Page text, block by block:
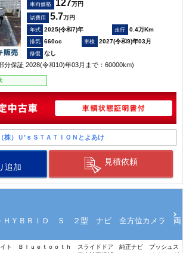
車両価格 127万円
諸費用 5.7万円
2025(令和7)年
0.4万Km
660cc
2027(令和9)年03月
なし
分保証 2028(令和10)年03月まで：60000km)
株）Ｕ’ｓＳＴＡＴＩＯＮとよあけ
追加
見積依頼
ＨＹＢＲＩＤ Ｓ ２型 ナビ 全方位カメラ 両
イト Ｂｌｕｅｔｏｏｔｈ スライドドア 純正ナビ プッシュス